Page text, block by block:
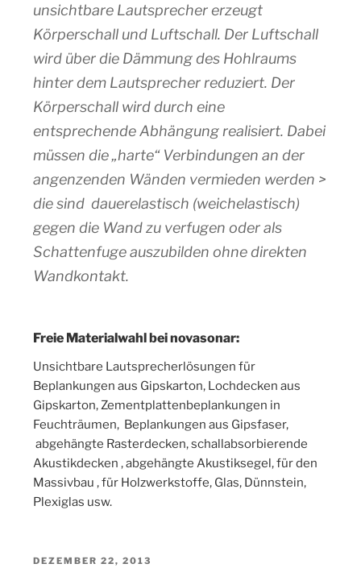
unsichtbare Lautsprecher erzeugt
Körperschall und Luftschall. Der Luftschall
wird über die Dämmung des Hohlraums
hinter dem Lautsprecher reduziert. Der
Körperschall wird durch eine
entsprechende Abhängung realisiert. Dabei
müssen die „harte“ Verbindungen an der
angenzenden Wänden vermieden werden >
die sind dauerelastisch (weichelastisch)
gegen die Wand zu verfugen oder als
Schattenfuge auszubilden ohne direkten
Wandkontakt.
Freie Materialwahl bei novasonar:
Unsichtbare Lautsprecherlösungen für
Beplankungen aus Gipskarton, Lochdecken aus
Gipskarton, Zementplattenbeplankungen in
Feuchträumen, Beplankungen aus Gipsfaser,
abgehängte Rasterdecken, schallabsorbierende
Akustikdecken , abgehängte Akustiksegel, für den
Massivbau , für Holzwerkstoffe, Glas, Dünnstein,
Plexiglas usw.
VERÖFFENTLICHT
DEZEMBER 22, 2013